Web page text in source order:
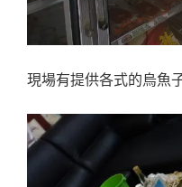
現場有提供各式的烏魚